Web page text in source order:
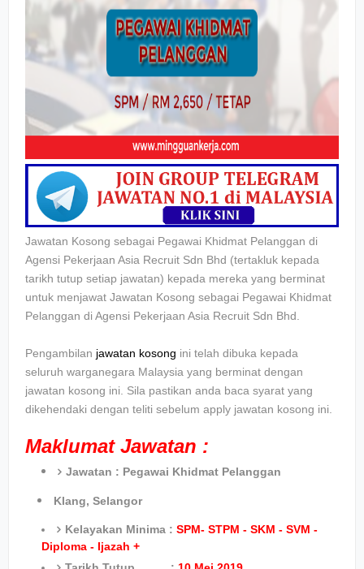
Jawatan Kosong sebagai Pegawai Khidmat Pelanggan di
Agensi Pekerjaan Asia Recruit Sdn Bhd (tertakluk kepada
tarikh tutup setiap jawatan) kepada mereka yang berminat
untuk menjawat Jawatan Kosong sebagai Pegawai Khidmat
Pelanggan di Agensi Pekerjaan Asia Recruit Sdn Bhd.
Pengambilan jawatan kosong ini telah dibuka kepada
seluruh warganegara Malaysia yang berminat dengan
jawatan kosong ini. Sila pastikan anda baca syarat yang
dikehendaki dengan teliti sebelum apply jawatan kosong ini.
Maklumat Jawatan :
Jawatan : Pegawai Khidmat Pelanggan
Klang, Selangor
Kelayakan Minima : SPM- STPM - SKM - SVM -
Diploma - Ijazah +